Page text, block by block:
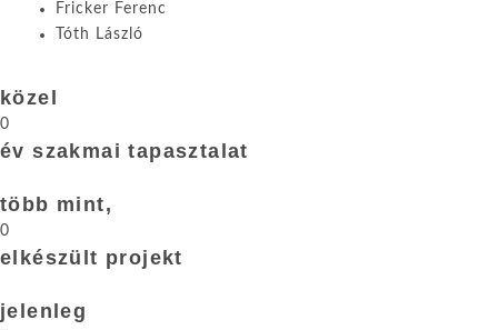
Fricker Ferenc
Tóth László
közel
0
év szakmai tapasztalat
több mint,
0
elkészült projekt
jelenleg